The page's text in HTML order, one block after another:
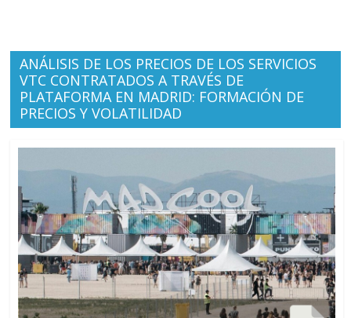
ANÁLISIS DE LOS PRECIOS DE LOS SERVICIOS
VTC CONTRATADOS A TRAVÉS DE
PLATAFORMA EN MADRID: FORMACIÓN DE
PRECIOS Y VOLATILIDAD